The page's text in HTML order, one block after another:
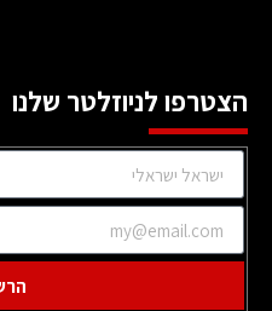
הצטרפו לניוזלטר שלנו